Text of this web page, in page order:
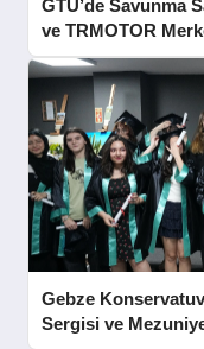
GTÜ’de Savunma
ve TRMOTOR
Gebze
Sergisi ve